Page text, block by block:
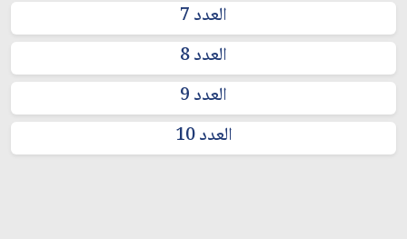
العدد 7
العدد 8
العدد 9
العدد 10